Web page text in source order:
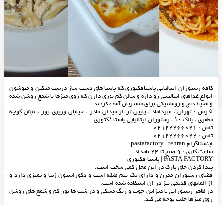
کافه رستوران ایتالیایی پاستافکتوری که پاستا های دست ساز درست میکنن و منوشون
انواع غذاهای ایتالیایی رو داره و سالن کم نوری دارن که روی میزها با شمع روشن شده
و محیط دنج و رومانتیکی برای مشتریان آماده کردند.
آدرس : تهران ، میرداماد ، پايين تر از میدان مادر ، خیابان وزیری پور ، نبش کوچه
مظفری ، پلاک ۱۰ ، رستوران ایتالیایی پاستا فکتوری
تلفن : 02122266021
تلفن : 02122266022
اینستاگرام pastafactory . tehran
ساعت کاری : 9 صبح تا 24 بامداد
PASTA FACTORY | پاستا فكتورى
پیدا کردن جای پارک در این محل کمی سخت است.
فضای رستوران مدرن و دارای یک نیم طبقه است و دکوراسیون زیبا و تمیزی دارد و
از المانهای قدیمی نیز در ان استفاده شده است.
در ظاهر رستورانی با دیزاین چوب و رنگ مشکی و در شب ها نور کم و شمع های روشن
روی میزها جلب توجه می کند.